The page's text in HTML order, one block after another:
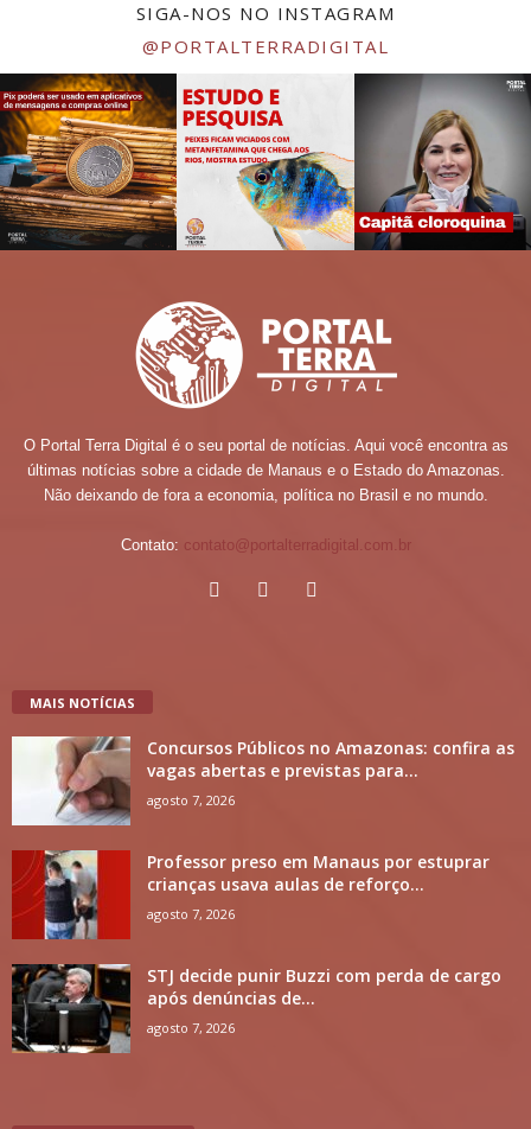
SIGA-NOS NO INSTAGRAM
@PORTALTERRADIGITAL
O Portal Terra Digital é o seu portal de notícias. Aqui você encontra as
últimas notícias sobre a cidade de Manaus e o Estado do Amazonas.
Não deixando de fora a economia, política no Brasil e no mundo.
Contato: contato@portalterradigital.com.br
MAIS NOTÍCIAS
Concursos Públicos no Amazonas: confira as
vagas abertas e previstas para...
agosto 7, 2026
Professor preso em Manaus por estuprar
crianças usava aulas de reforço...
agosto 7, 2026
STJ decide punir Buzzi com perda de cargo
após denúncias de...
agosto 7, 2026